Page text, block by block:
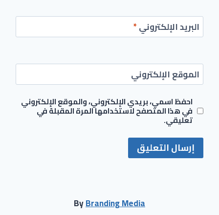
البريد الإلكتروني*
الموقع الإلكتروني
احفظ اسمي، بريدي الإلكتروني، والموقع الإلكتروني
في هذا المتصفح لاستخدامها المرة المقبلة في
تعليقي.
ByBranding Media